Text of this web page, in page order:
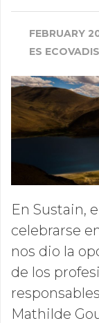
FEBRUARY
ES
En Sustain,
celebrarse
nos dio la
de los
Mathilde